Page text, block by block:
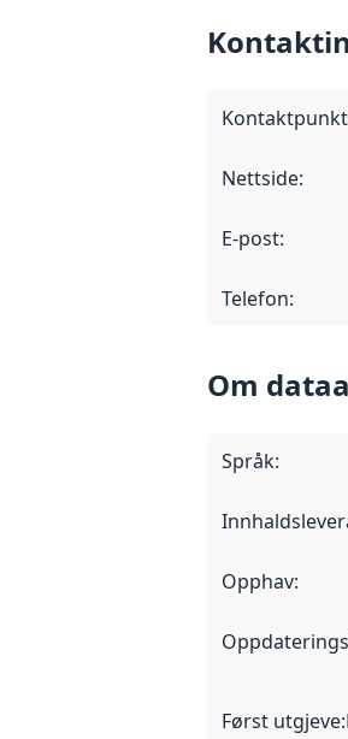
Kontaktpunkt
Nettside:
E-post:
Telefon:
Om
Språk:
Opphav:
Først utgjeve: